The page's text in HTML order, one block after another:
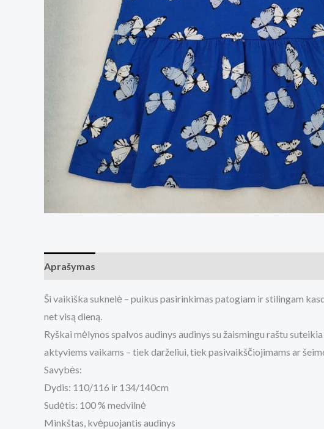
Aprašymas
Ši vaikiška suknelė – puikus pasirinkimas patogiam ir stilingam
net visą dieną.
Ryškai mėlynos spalvos audinys audinys su žaismingu raštu
aktyviems vaikams – tiek darželiui, tiek pasivaikščiojimams ar
Savybės:
Dydis: 110/116 ir 134/140cm
Sudėtis: 100 % medvilnė
Minkštas, kvėpuojantis audinys